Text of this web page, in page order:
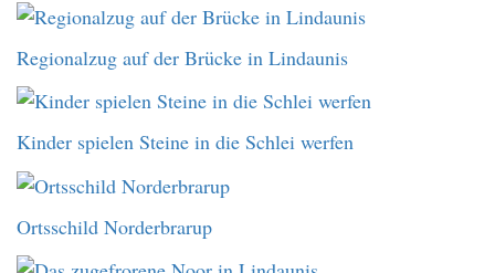
Regionalzug auf der Brücke in Lindaunis
Kinder spielen Steine in die Schlei werfen
Ortsschild Norderbrarup